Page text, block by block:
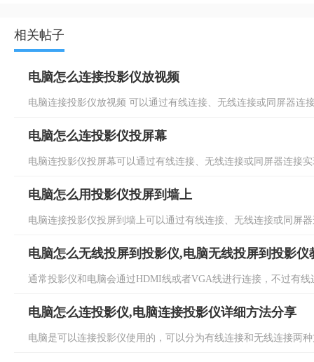
相关帖子
电脑怎么连接投影仪放视频
电脑连接投影仪放视频 可以通过有线连接、无线连接或同屏器连
电脑怎么连投影仪投屏幕
电脑连投影仪投屏幕可以通过有线连接、无线连接或同屏器连接
电脑怎么用投影仪投屏到墙上
电脑连接投影仪投屏到墙上可以通过有线连接、无线连接或同屏
电脑怎么无线投屏到投影仪,电脑无线投屏到投影仪
通常投影仪和电脑会通过HDMI线或者VGA线进行连接，不过有
电脑怎么连投影仪,电脑连接投影仪详细方法分享
电脑是可以连接投影仪使用的，可以分为有线连接和无线连接两